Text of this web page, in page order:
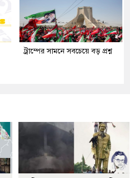
ট্রাম্পের সামনে সবচেয়ে বড় প্রশ্ন